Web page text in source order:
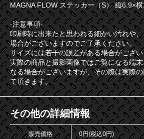
MAGNA FLOW ステッカー（S） 縦6.9×
-注意事項-
印刷時に出来たと思われる細かい汚れや
場合がございますのでご了承ください。
サイズには若干の誤差がある場合がござ
実際の商品と撮影画像ではご覧になる端
なる場合がございますが、その際は実際
て頂きます。
その他の詳細情報
販売価格 0円(税込0円)